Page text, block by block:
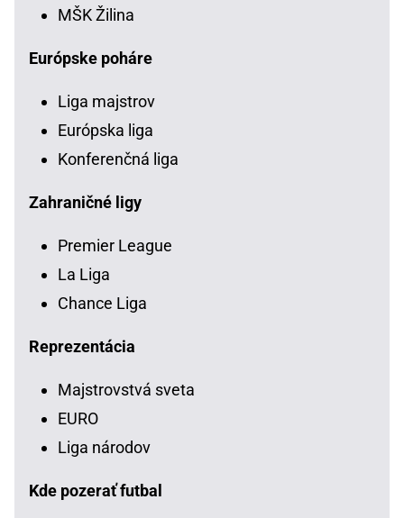
MŠK Žilina
Európske poháre
Liga majstrov
Európska liga
Konferenčná liga
Zahraničné ligy
Premier League
La Liga
Chance Liga
Reprezentácia
Majstrovstvá sveta
EURO
Liga národov
Kde pozerať futbal